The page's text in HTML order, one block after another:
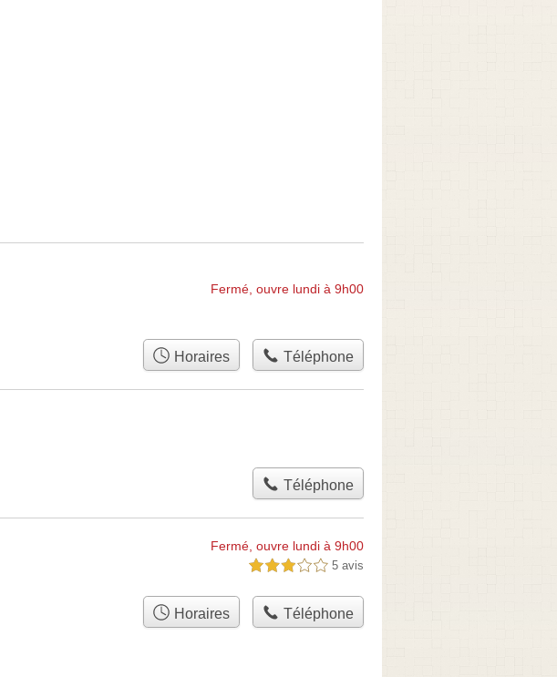
Fermé, ouvre lundi à 9h00
Horaires Téléphone
Téléphone
Fermé, ouvre lundi à 9h00
3,0 étoiles sur 5 5 avis
Horaires Téléphone